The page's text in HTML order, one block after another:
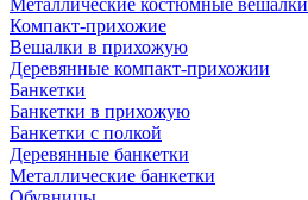
Металлические костюмные вешалки
Компакт-прихожие
Вешалки в прихожую
Деревянные компакт-прихожии
Банкетки
Банкетки в прихожую
Банкетки с полкой
Деревянные банкетки
Металлические банкетки